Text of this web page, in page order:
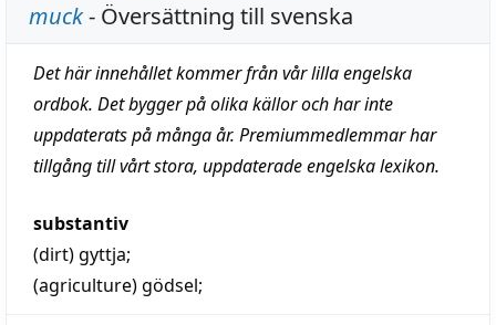
muck- Översättning till svenska
Det här innehållet kommer från vår lilla engelska
ordbok. Det bygger på olika källor och har inte
uppdaterats på många år. Premiummedlemmar har
tillgång till vårt stora, uppdaterade engelska lexikon.
substantiv
(dirt)gyttja;
(agriculture)gödsel;